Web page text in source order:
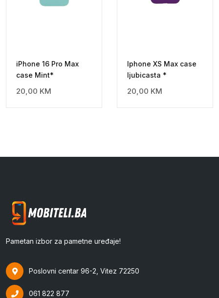
iPhone 16 Pro Max
case Mint*
20,00 KM
Iphone XS Max case
ljubicasta *
20,00 KM
Pametan izbor za pametne uređaje!
Poslovni centar 96-2, Vitez 72250
061 822 877